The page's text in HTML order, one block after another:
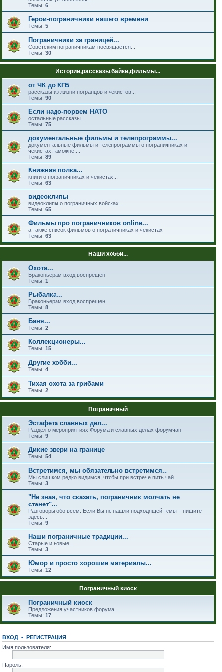
Темы: 6
Герои-пограничники нашего времени
Темы: 5
Пограничники за границей...
Советским пограничникам посвящается...
Темы: 30
Истории,рассказы,байки,фильмы...
от ЧК до КГБ
рассказы из жизни погранцов и чекистов...
Темы: 90
Если надо-порвем НАТО
остальные рассказы...
Темы: 75
документальные фильмы и телепрограммы...
документальные фильмы и телепрограммы о пограничниках и
чекистах,таможне....
Темы: 89
Книжная полка...
книги о пограничниках и чекистах...
Темы: 63
видеоклипы
видеоклипы о пограничных войсках...
Темы: 65
Фильмы про пограничников online...
а также список фильмов о пограничниках и чекистах
Темы: 63
Наши хобби...
Охота...
Браконьерам вход воспрещен
Темы: 1
Рыбалка...
Браконьерам вход воспрещен
Темы: 8
Баня...
Темы: 2
Коллекционеры...
Темы: 15
Другие хобби...
Темы: 4
Тихая охота за грибами
Темы: 2
Пограничный
Эстафета славных дел...
Раздел о мероприятиях Форума и славных делах форумчан
Темы: 9
Дикие звери на границе
Темы: 54
Встретимся, мы обязательно встретимся...
Мы слишком редко видимся, чтобы при встрече пить чай.
Темы: 3
"Не зная, что сказать, пограничник молчать не
станет"...
Разговоры обо всем. Если Вы не нашли подходящей темы – пишите
здесь...
Темы: 9
Наши пограничные традиции...
Старые и новые...
Темы: 3
Юмор и просто хорошие материалы...
Темы: 12
Пограничный киоск
Пограничный киоск
Предложения участников форума...
Темы: 17
ВХОД •
РЕГИСТРАЦИЯ
Имя пользователя:
Пароль: